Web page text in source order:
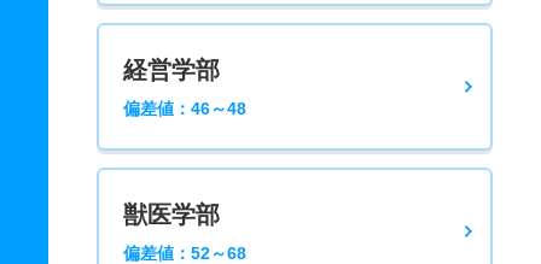
経営学部
偏差値：46～48
獣医学部
偏差値：52～68